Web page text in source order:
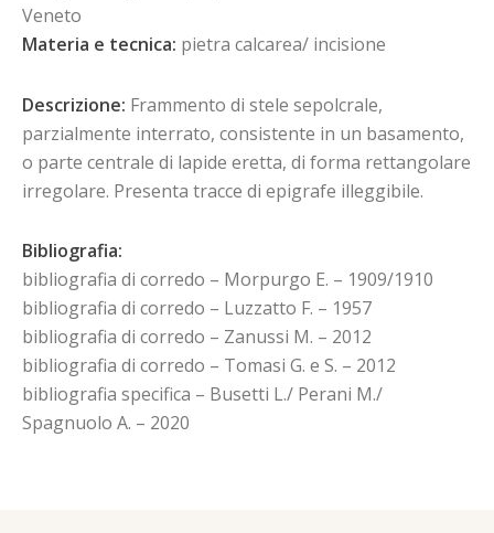
Veneto
Materia e tecnica: pietra calcarea/ incisione
Descrizione: Frammento di stele sepolcrale,
parzialmente interrato, consistente in un basamento,
o parte centrale di lapide eretta, di forma rettangolare
irregolare. Presenta tracce di epigrafe illeggibile.
Bibliografia:
bibliografia di corredo – Morpurgo E. – 1909/1910
bibliografia di corredo – Luzzatto F. – 1957
bibliografia di corredo – Zanussi M. – 2012
bibliografia di corredo – Tomasi G. e S. – 2012
bibliografia specifica – Busetti L./ Perani M./
Spagnuolo A. – 2020